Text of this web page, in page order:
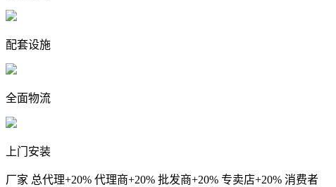
配套设施
全面物流
上门安装
厂家 总代理+20% 代理商+20% 批发商+20% 专卖店+20% 消费者